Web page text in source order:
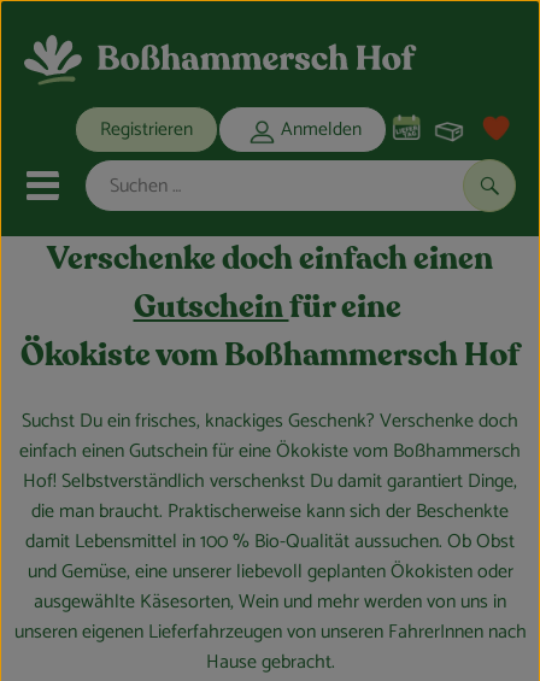
Registrieren Anmelden
Mobiles Menu öffnen oder
Bio-Kochkisten
THEMENWELTEN
ANGEBOTE
REGIONALES
Obst & Gemüse
Kühltheke
Verschenke doch einfach einen
Gutschein für eine
Ökokiste vom Boßhammersch Hof
Suchst Du ein frisches, knackiges Geschenk? Verschenke doch
einfach einen Gutschein für eine Ökokiste vom Boßhammersch
Hof! Selbstverständlich verschenkst Du damit garantiert Dinge,
die man braucht. Praktischerweise kann sich der Beschenkte
damit Lebensmittel in 100 % Bio-Qualität aussuchen. Ob Obst
und Gemüse, eine unserer liebevoll geplanten Ökokisten oder
ausgewählte Käsesorten, Wein und mehr werden von uns in
unseren eigenen Lieferfahrzeugen von unseren FahrerInnen nach
Hause gebracht.